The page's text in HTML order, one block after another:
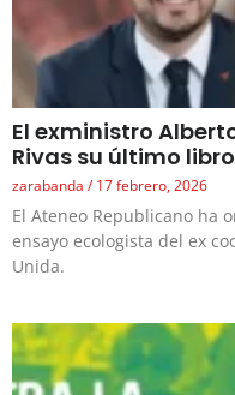
El exministro
Rivas su último
zarabanda 17 febrero, 2026
El Ateneo Republicano ha
ensayo ecologista del ex
Unida.